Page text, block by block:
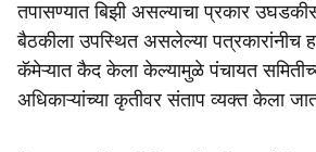
तपासण्यात बिझी असल्याचा प्रकार
बैठकीला उपस्थित असलेल्या पत्रकारांनीच
कॅमेऱ्यात कैद केला केल्यामुळे पंचायत
अधिकाऱ्यांच्या कृतीवर संताप व्यक्त केला